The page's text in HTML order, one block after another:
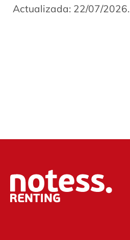
Actualizada: 22/07/2026.